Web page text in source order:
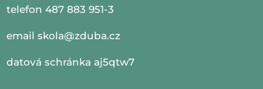
telefon 487 883 951-3
emailskola@zduba.cz
datová schránka aj5qtw7